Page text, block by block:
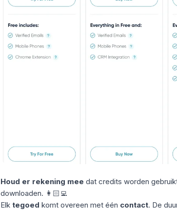
Houd er rekening mee dat credits worden
downloaden. 👩🏻‍💻
Elk tegoed komt overeen met één contact. De